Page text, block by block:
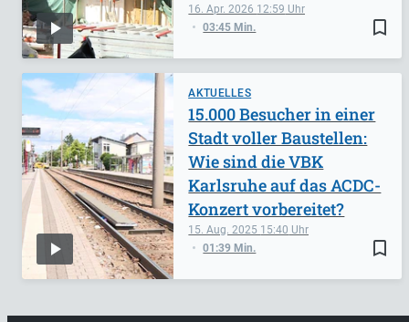
bookmark_border
16. Apr. 2026 12:59
03:45 Min.
AKTUELLES
bookmark_border
15. Aug. 2025 15:40
01:39 Min.
15.000 Besucher in einer
Stadt voller Baustellen:
Wie sind die VBK
Karlsruhe auf das ACDC-
Konzert vorbereitet?